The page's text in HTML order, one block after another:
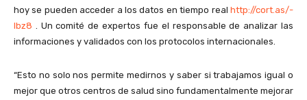
hoy se pueden acceder a los datos en tiempo real http://cort.as/-
Ibz8 . Un comité de expertos fue el responsable de analizar las
informaciones y validados con los protocolos internacionales.
“Esto no solo nos permite medirnos y saber si trabajamos igual o
mejor que otros centros de salud sino fundamentalmente mejorar